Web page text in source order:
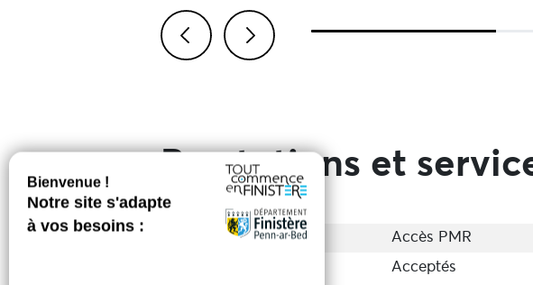
Prestations et
Accessibilité
Accès PMR
Acceptés